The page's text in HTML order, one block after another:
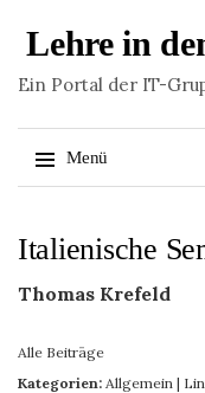
Lehre in
Ein Portal der IT-
Menü
zum
Italienische
Thomas Krefeld
Alle Beiträge
Kategorien: Allgemein |